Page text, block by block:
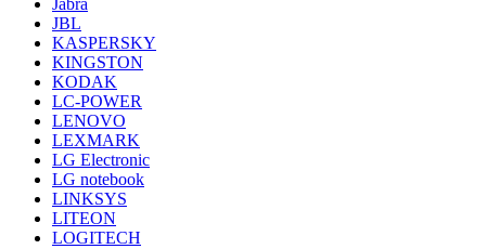
Jabra
JBL
KASPERSKY
KINGSTON
KODAK
LC-POWER
LENOVO
LEXMARK
LG Electronic
LG notebook
LINKSYS
LITEON
LOGITECH